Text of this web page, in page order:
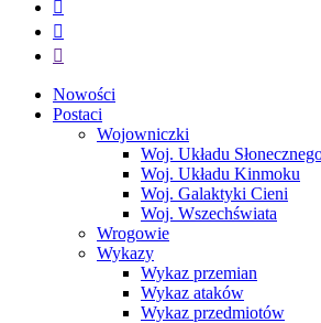
Nowości
Postaci
Wojowniczki
Woj. Układu
Woj. Układu Kinmoku
Woj. Galaktyki Cieni
Woj. Wszechświata
Wrogowie
Wykazy
Wykaz przemian
Wykaz ataków
Wykaz przedmiotów